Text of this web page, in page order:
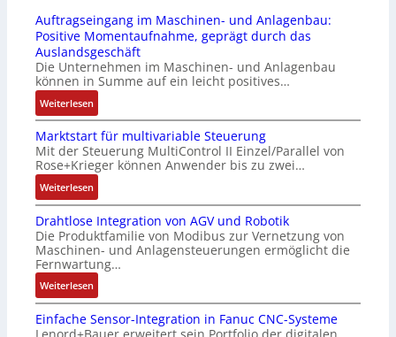
s
t
s
i
c
h
f
l
e
x
i
b
e
l
f
ü
r
i
r
i
n
g
e
n
G
u
n
d
5
G
a
u
d
n
3
-
Z
e
r
t
i
f
i
z
i
e
u
n
g
b
e
s
u
c
k
a
u
s
g
l
e
i
c
h
e
l
e
m
e
n
Auftragseingang im Maschinen- und Anlagenbau:
Positive Momentaufnahme, geprägt durch das
Auslandsgeschäft
Die Unternehmen im Maschinen- und Anlagenbau
können in Summe auf ein leicht positives…
Weiterlesen:
A
u
f
t
r
a
g
s
e
i
n
g
a
Marktstart für multivariable Steuerung
Mit der Steuerung MultiControl II Einzel/Parallel von
Rose+Krieger können Anwender bis zu zwei…
Weiterlesen:
M
a
r
k
t
s
t
a
Drahtlose Integration von AGV und Robotik
Die Produktfamilie von Modibus zur Vernetzung von
Maschinen- und Anlagensteuerungen ermöglicht die
Fernwartung…
Weiterlesen:
D
r
Einfache Sensor-Integration in Fanuc CNC-Systeme